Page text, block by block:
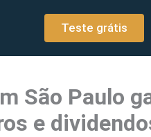
Teste grátis
São Paulo
e